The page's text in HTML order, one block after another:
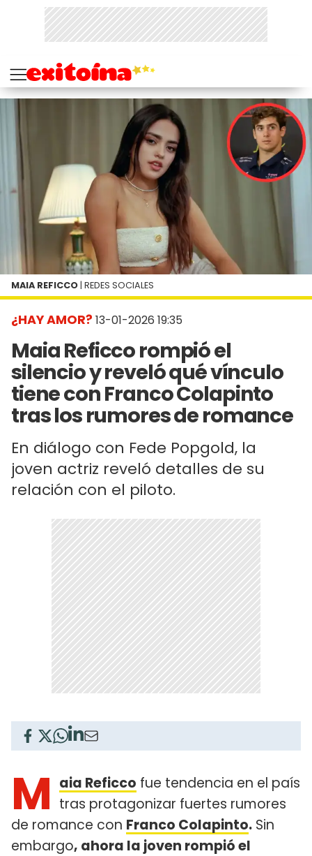
¿HAY AMOR? 13-01-2026 19:35
Maia Reficco rompió el
silencio y reveló qué vínculo
tiene con Franco Colapinto
tras los rumores de romance
En diálogo con Fede Popgold, la
joven actriz reveló detalles de su
relación con el piloto.
MAIA REFICCO | REDES SOCIALES
M aia Reficco fue tendencia en el país
tras protagonizar fuertes rumores
de romance con Franco Colapinto. Sin
embargo, ahora la joven rompió el